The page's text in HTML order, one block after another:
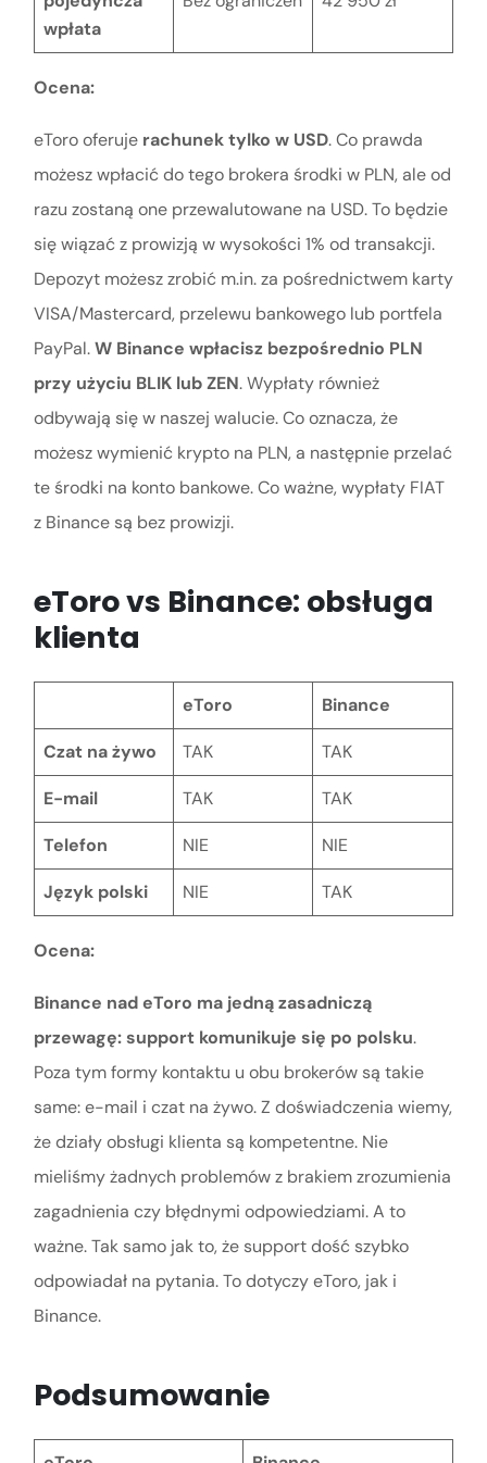
wpłata
Ocena:
eToro oferujerachunek tylko w USD. Co prawda
możesz wpłacić do tego brokera środki w PLN, ale od
razu zostaną one przewalutowane na USD. To będzie
się wiązać z prowizją w wysokości 1% od transakcji.
Depozyt możesz zrobić m.in. za pośrednictwem karty
VISA/Mastercard, przelewu bankowego lub portfela
PayPal.W Binance wpłacisz bezpośrednio PLN
przy użyciu BLIK lub ZEN. Wypłaty również
odbywają się w naszej walucie. Co oznacza, że
możesz wymienić krypto na PLN, a następnie przelać
te środki na konto bankowe. Co ważne, wypłaty FIAT
z Binance są bez prowizji.
eToro vs Binance: obsługa
klienta
eToro Binance
Czat na żywo TAK TAK
E-mail TAK TAK
Telefon NIE NIE
Język polski NIE TAK
Ocena:
Binance nad eToro ma jedną zasadniczą
przewagę: support komunikuje się po polsku.
Poza tym formy kontaktu u obu brokerów są takie
same: e-mail i czat na żywo. Z doświadczenia wiemy,
że działy obsługi klienta są kompetentne. Nie
mieliśmy żadnych problemów z brakiem zrozumienia
zagadnienia czy błędnymi odpowiedziami. A to
ważne. Tak samo jak to, że support dość szybko
odpowiadał na pytania. To dotyczy eToro, jak i
Binance.
Podsumowanie